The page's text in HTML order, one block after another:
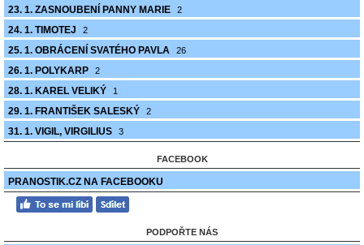
23. 1. ZASNOUBENÍ PANNY MARIE 2
24. 1. TIMOTEJ 2
25. 1. OBRÁCENÍ SVATÉHO PAVLA 26
26. 1. POLYKARP 2
28. 1. KAREL VELIKÝ 1
29. 1. FRANTIŠEK SALESKÝ 2
31. 1. VIGIL, VIRGILIUS 3
FACEBOOK
PRANOSTIK.CZ NA FACEBOOKU
PODPOŘTE NÁS